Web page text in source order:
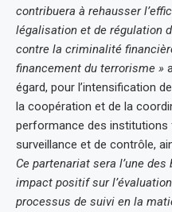
contribuera à rehausser
légalisation et de régulation
contre la criminalité
financement du terrorisme »
égard, pour l’intensification
la coopération et de la
performance des institutions
surveillance et de contrôle,
Ce partenariat sera l’une
impact positif sur
processus de suivi en la